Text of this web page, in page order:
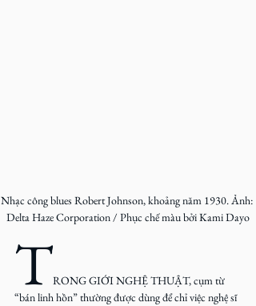
Nhạc công blues Robert Johnson, khoảng năm 1930. Ảnh:
Delta Haze Corporation / Phục chế màu bởi Kami Dayo
TRONG GIỚI NGHỆ THUẬT, cụm từ
“bán linh hồn” thường được dùng để chỉ việc nghệ sĩ